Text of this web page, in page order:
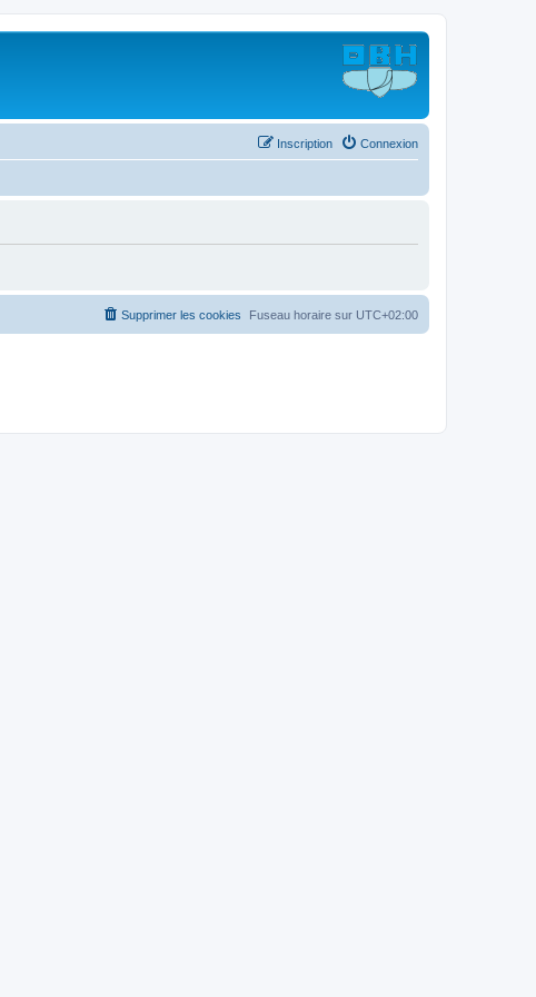
Connexion
Inscription
Fuseau horaire sur UTC+02:00
Supprimer les cookies